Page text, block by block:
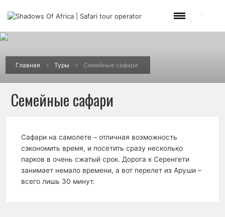
Главная Туры Семейные сафари
Семейные сафари
Сафари на самолете – отличная возможность
сэкономить время, и посетить сразу несколько
парков в очень сжатый срок. Дорога к Серенгети
занимает немало времени, а вот перелет из Аруши –
всего лишь 30 минут.